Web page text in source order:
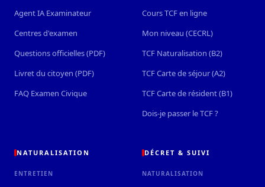
Agent IA Examinateur
Centres d'examen
Questions officielles (PDF)
Livret du citoyen (PDF)
FAQ Examen Civique
Cours TCF en ligne
Mon niveau (CECRL)
TCF Naturalisation (B2)
TCF Carte de séjour (A2)
TCF Carte de résident (B1)
Dois-je passer le TCF ?
NATURALISATION
ENTRETIEN
DÉCRET & SUIVI
NATURALISATION